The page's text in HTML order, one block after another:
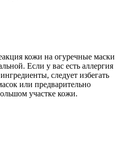
кожи на огуречные маски
Если у вас есть аллергия
следует избегать
или предварительно
участке кожи.